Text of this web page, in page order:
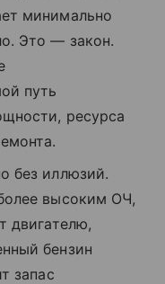
минимально
Это — закон.
путь
ресурса
без иллюзий.
высоким ОЧ,
двигателю,
бензин
запас